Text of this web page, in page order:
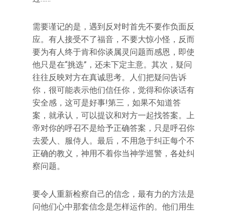
需要谨记的是，遇到反对时首先不要作负面反
应。有人接受不了福音，不要大惊小怪，反而
要为有人终于肯和你谈属灵问题而感恩，即使
他只是在“挑选”，还未下定主意。其次，疑问
往往反映对方在真诚思考。人们把疑问告诉
你，很可能表示他们信任你，觉得和你谈话有
安全感，这可是好事!第三，如果不知道答
案，就承认，可以提议和对方一起找答案。上
帝对你的呼召不是给予正确答案，只是呼召你
去爱人、服侍人。最后，不用急于纠正每个不
正确的教义，神用不着你当神学巡警，各处纠
察问题。
要令人重新检察自己的信念，最有力的方法是
问他们心中那套信念是怎样运作的。他们用生